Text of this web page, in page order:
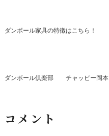
ダンボール家具の特徴はこちら ！
ダンボール倶楽部 チャッピー岡本
コメント